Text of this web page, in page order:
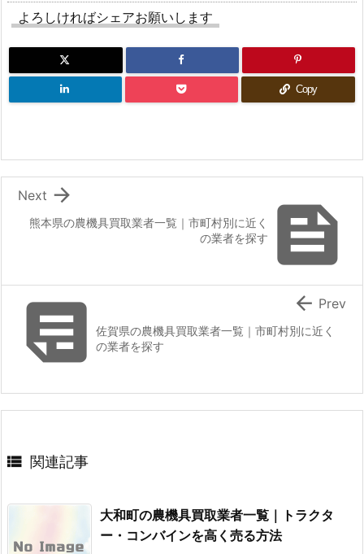
よろしければシェアお願いします
Copy

熊本県の農機具買取業者一覧｜市町村別に近く
の業者を探す

Next
佐賀県の農機具買取業者一覧｜市町村別に近く
の業者を探す
 Prev
 関連記事
大和町の農機具買取業者一覧｜トラクタ
ー・コンバインを高く売る方法